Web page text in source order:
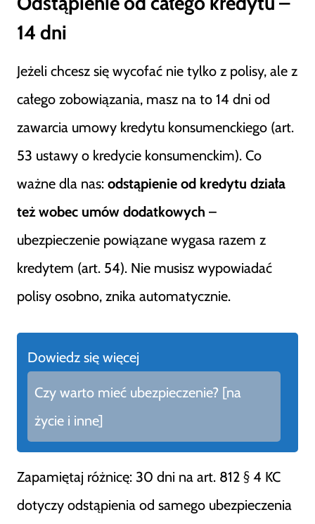
14 dni
Jeżeli chcesz się wycofać nie tylko z polisy, ale z
całego zobowiązania, masz na to 14 dni od
zawarcia umowy kredytu konsumenckiego (art.
53 ustawy o kredycie konsumenckim). Co
ważne dla nas: odstąpienie od kredytu działa
też wobec umów dodatkowych –
ubezpieczenie powiązane wygasa razem z
kredytem (art. 54). Nie musisz wypowiadać
polisy osobno, znika automatycznie.
Dowiedz się więcej
Czy warto mieć ubezpieczenie? [na
życie i inne]
Zapamiętaj różnicę: 30 dni na art. 812 § 4 KC
dotyczy odstąpienia od samego ubezpieczenia